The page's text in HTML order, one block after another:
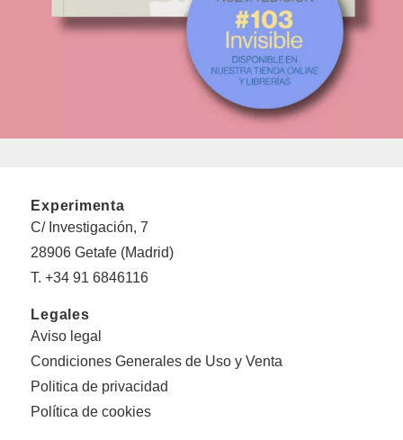
Experimenta
C/ Investigación, 7
28906 Getafe (Madrid)
T. +34 91 6846116
Legales
Aviso legal
Condiciones Generales de Uso y Venta
Politica de privacidad
Política de cookies